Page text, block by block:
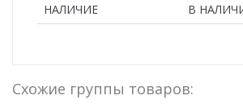
НАЛИЧИЕ В
Схожие группы товаров: